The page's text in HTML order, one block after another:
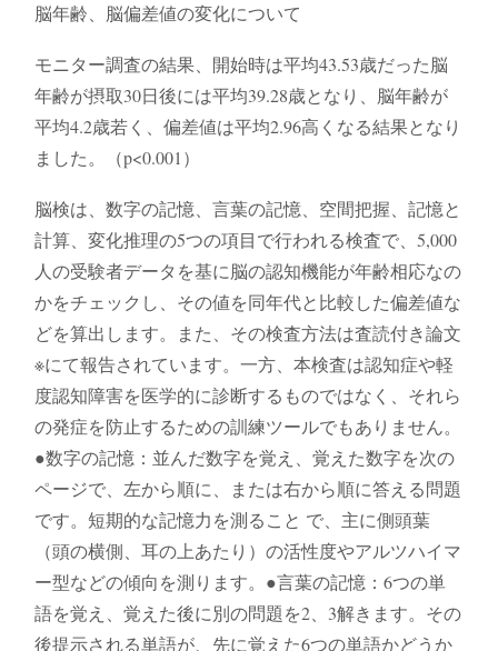
脳年齢、脳偏差値の変化について
モニター調査の結果、開始時は平均43.53歳だった脳
年齢が摂取30日後には平均39.28歳となり、脳年齢が
平均4.2歳若く、偏差値は平均2.96高くなる結果となり
ました。（p<0.001）
脳検は、数字の記憶、言葉の記憶、空間把握、記憶と
計算、変化推理の5つの項目で行われる検査で、5,000
人の受験者データを基に脳の認知機能が年齢相応なの
かをチェックし、その値を同年代と比較した偏差値な
どを算出します。また、その検査方法は査読付き論文
※にて報告されています。一方、本検査は認知症や軽
度認知障害を医学的に診断するものではなく、それら
の発症を防止するための訓練ツールでもありません。
●数字の記憶：並んだ数字を覚え、覚えた数字を次の
ページで、左から順に、または右から順に答える問題
です。短期的な記憶力を測ること で、主に側頭葉
（頭の横側、耳の上あたり）の活性度やアルツハイマ
ー型などの傾向を測ります。●言葉の記憶：6つの単
語を覚え、覚えた後に別の問題を2、3解きます。その
後提示される単語が、先に覚えた6つの単語かどうか